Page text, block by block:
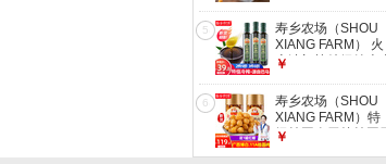
西博白龙眼肉干
5
寿乡农场（SHOU
XIANG FARM） 火
麻油初榨特级纯火麻
巴马火麻子油热炒油
凉拌
￥
6
寿乡农场（SHOU
XIANG FARM）特
级桂圆肉无核桂圆干
￥